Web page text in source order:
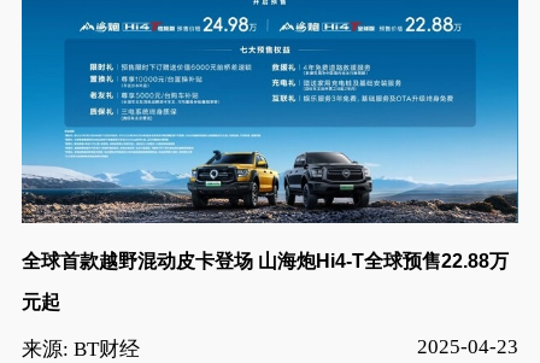
全球首款越野混动皮卡登场 山海炮Hi4-T全球预售22.88万
元起
来源: BT财经 2025-04-23